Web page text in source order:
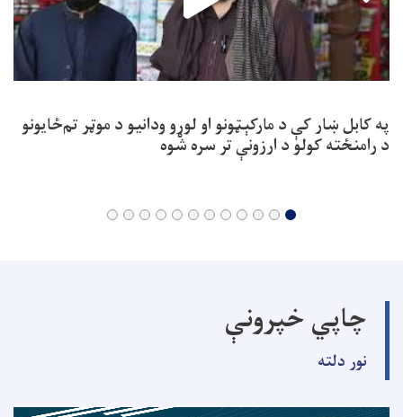
په کابل ښار کې د مارکېټونو او لوړو ودانیو د موټر تم‌ځایونو
د رامنځته کولو د ارزونې تر سره شوه
چاپي خپرونې
نور دلته